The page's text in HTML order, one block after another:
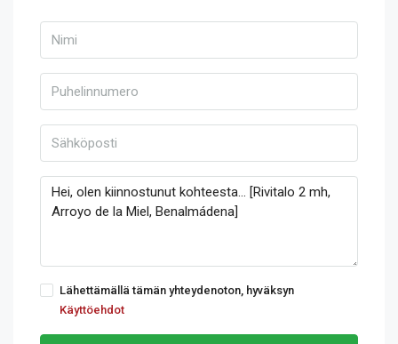
Lähettämällä tämän yhteydenoton, hyväksyn
Käyttöehdot